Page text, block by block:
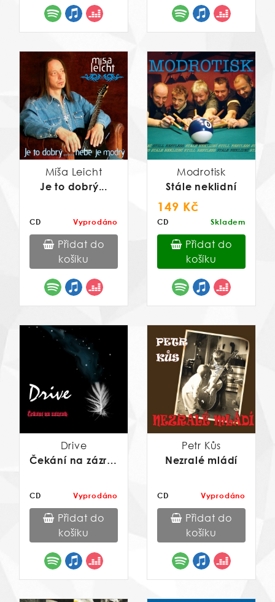
Míša Leicht
Je to dobrý...
CD Vyprodáno
Přidat do
košíku
Modrotisk
Stále neklidní
149 Kč
CD Skladem
Přidat do
košíku
Drive
Čekání na zázrak
CD Vyprodáno
Přidat do
košíku
Petr Kůs
Nezralé mládí
CD Vyprodáno
Přidat do
košíku